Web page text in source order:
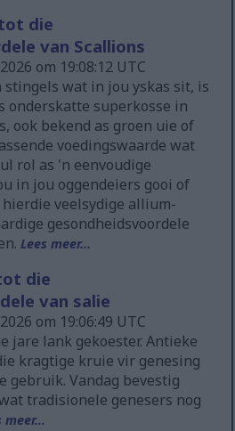
die
van Scallions
om 19:08:12 UTC
stingels wat in jou yskas sit, is
onderskatte superkosse in
ook bekend as groen uie of
voedingswaarde wat
rol as 'n eenvoudige
in jou oggendeiers gooi of
veelsydige allium-
gesondheidsvoordele
Lees meer...
die
van salie
om 19:06:49 UTC
jare lank gekoester. Antieke
kragtige kruie vir genesing
gebruik. Vandag bevestig
tradisionele genesers nog
meer...